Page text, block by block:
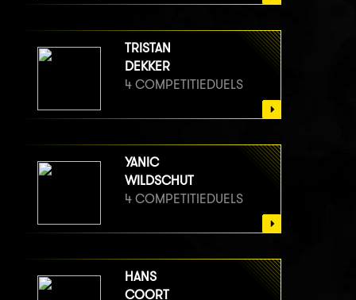
TRISTAN
DEKKER
4 COMPETITIEDUELS
YANIC
WILDSCHUT
4 COMPETITIEDUELS
HANS
COORT